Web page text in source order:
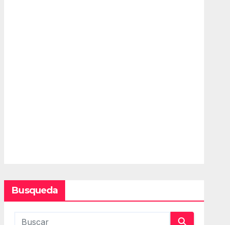
Busqueda